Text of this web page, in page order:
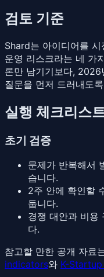
검토 기준
Shard는 아이디어를
운영 리스크라는 네 가
론만 남기기보다,
질문을 먼저 드러내도
실행 체크리스
초기 검증
문제가 반복해서
습니다.
2주 안에 확인할
둡니다.
경쟁 대안과 비용
다.
참고할 만한 공개 자료
indicators와 K-Startup